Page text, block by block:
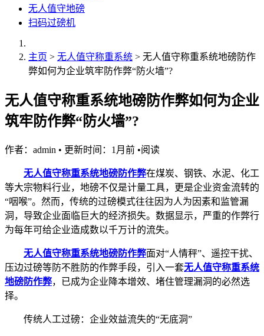
无人值守地磅
扫码过磅机
主页 > 无人值守称重系统 > 无人值守称重系统地磅防作
弊如何为企业筑牢防作弊“防火墙”?
无人值守称重系统地磅防作弊如何为企业
筑牢防作弊“防火墙”?
作者：admin • 更新时间：1月前 •阅读
无人值守称重系统地磅防作弊在煤炭、钢铁、水泥、化工
等大宗物料行业，地磅不仅是计量工具，更是企业资金流转的
“咽喉”。然而，传统的过磅模式往往因为人为因素和监管漏
洞，导致企业面临巨大的经济损失。数据显示，严重的作弊行
为每年可给企业造成数以千万计的流失。
无人值守称重系统地磅防作弊面对“人情秤”、遥控干扰、
压边过磅等防不胜防的作弊手段，引入一套无人值守称重系统
地磅防作弊，已成为企业降本增效、堵住管理漏洞的必然选
择。
传统人工过磅：企业效益流失的“无底洞”